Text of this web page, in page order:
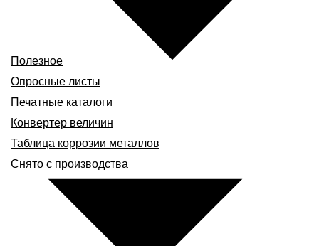
Полезное
Опросные листы
Печатные каталоги
Конвертер величин
Таблица коррозии металлов
Снято с производства